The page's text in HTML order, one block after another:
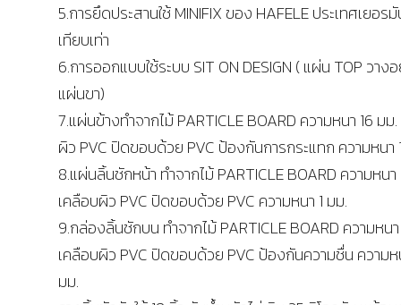
5.การยึดประสานใช้ MINIFIX ของ HAFELE ประเทศเยอร
เทียบเท่า
6.การออกแบบใช้ระบบ SIT ON DESIGN ( แผ่น TOP วาง
แผ่นขา)
7.แผ่นข้างทำจากไม้ PARTICLE BOARD ความหนา 16 มม
ผิว PVC ปิดขอบด้วย PVC ป้องกันการกระแทก ความหนา
8.แผ่นลิ้นชักหน้า ทำจากไม้ PARTICLE BOARD ความหนา
เคลือบผิว PVC ปิดขอบด้วย PVC ความหนา 1 มม.
9.กล่องลิ้นชักบน ทำจากไม้ PARTICLE BOARD ความหน
เคลือบผิว PVC ปิดขอบด้วย PVC ป้องกันความชื่น ความ
มม.